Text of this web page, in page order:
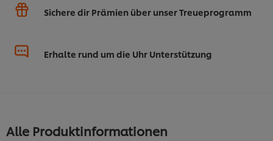
Sichere dir Prämien über unser Treueprogramm
Erhalte rund um die Uhr Unterstützung
Alle Produktinformationen